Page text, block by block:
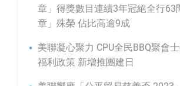
章」得獎數目連續3年冠絕全行63
章」殊榮 佔比高逾9成
美聯凝心聚力 CPU全民BBQ聚會
福利政策 新增推團建日